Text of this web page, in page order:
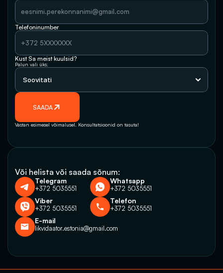
Telefoninumber
Kust Sa meist kuulsid?
Palun vali üks:
SAADA
Vastan esimesel võimalusel. Konsultatsioonid on tasuta!
Või helista või saada sõnum:
Telegram
+372 5035551
Whatsapp
+372 5035551
Viber
+372 5035551
Telefon
+372 5035551
E-mail
likvidaator.estonia@gmail.com